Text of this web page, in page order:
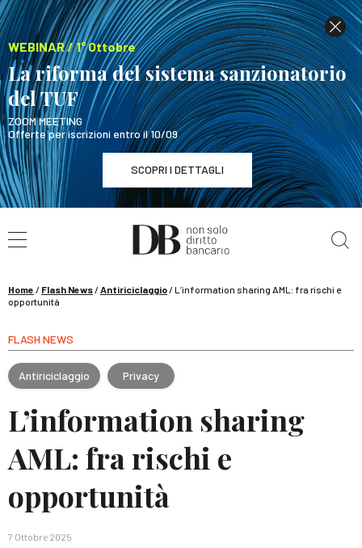
WEBINAR / 1° Ottobre
La riforma del sistema sanzionatorio
del TUF
ZOOM MEETING
Offerte per iscrizioni entro il 10/09
SCOPRI I DETTAGLI
WEBINAR / 1° Ottobre
La riforma del sistema sanzionatorio del TUF
Home / Flash News/Antiriciclaggio/L’information sharing AML: fra rischi e
opportunità
FLASH NEWS
Antiriciclaggio Privacy
L’information sharing
AML: fra rischi e
opportunità
7 Ottobre 2025